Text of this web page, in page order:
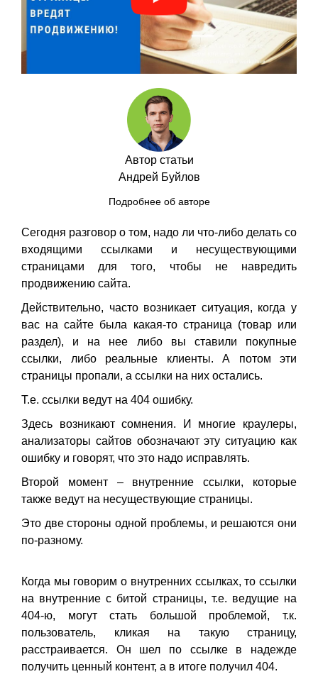
Автор статьи
Андрей Буйлов
Подробнее об авторе
Сегодня разговор о том, надо ли что-либо делать со
входящими ссылками и несуществующими
страницами для того, чтобы не навредить
продвижению сайта.
Действительно, часто возникает ситуация, когда у
вас на сайте была какая-то страница (товар или
раздел), и на нее либо вы ставили покупные
ссылки, либо реальные клиенты. А потом эти
страницы пропали, а ссылки на них остались.
Т.е. ссылки ведут на 404 ошибку.
Здесь возникают сомнения. И многие краулеры,
анализаторы сайтов обозначают эту ситуацию как
ошибку и говорят, что это надо исправлять.
Второй момент – внутренние ссылки, которые
также ведут на несуществующие страницы.
Это две стороны одной проблемы, и решаются они
по-разному.
Когда мы говорим о внутренних ссылках, то ссылки
на внутренние с битой страницы, т.е. ведущие на
404-ю, могут стать большой проблемой, т.к.
пользователь, кликая на такую страницу,
расстраивается. Он шел по ссылке в надежде
получить ценный контент, а в итоге получил 404.